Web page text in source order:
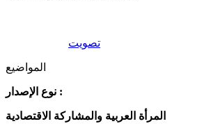
تصويت
المواضيع
نوع الإصدار :
المرأة العربية والمشاركة الاقتصادية